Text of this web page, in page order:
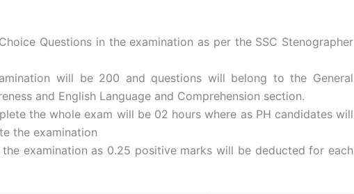
Questions in the examination as per the SSC Stenographer
will be 200 and questions will belong to the General
and English Language and Comprehension section.
the whole exam will be 02 hours where as PH candidates will
the examination
examination as 0.25 positive marks will be deducted for each